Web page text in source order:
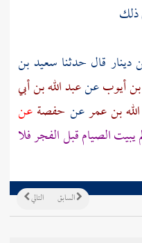
ذلك
دينار قال حدثنا سعيد بن
أيوبعنعبد الله بن أبي
بن عمرعن حفصةعن
يبيت الصيام قبل الفجر فلا
التالي السابق